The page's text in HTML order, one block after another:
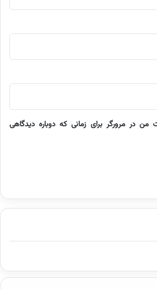
من در مرورگر برای زمانی که دوباره دیدگاهی